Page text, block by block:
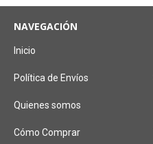
NAVEGACIÓN
Inicio
Política de Envíos
Quienes somos
Cómo Comprar